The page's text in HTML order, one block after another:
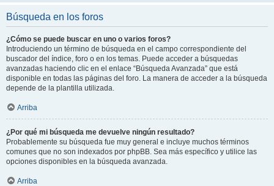
Búsqueda en los foros
¿Cómo se puede buscar en uno o varios foros?
Introduciendo un término de búsqueda en el campo correspondiente del
buscador del índice, foro o en los temas. Puede acceder a búsquedas
avanzadas haciendo clic en el enlace “Búsqueda Avanzada” que está
disponible en todas las páginas del foro. La manera de acceder a la búsqueda
depende de la plantilla utilizada.
Arriba
¿Por qué mi búsqueda me devuelve ningún resultado?
Probablemente su búsqueda fue muy general e incluye muchos términos
comunes que no son indexados por phpBB. Sea más específico y utilice las
opciones disponibles en la búsqueda avanzada.
Arriba